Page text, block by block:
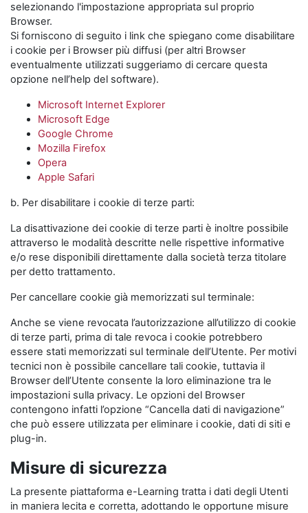
selezionando l'impostazione appropriata sul proprio
Browser.
Si forniscono di seguito i link che spiegano come disabilitare
i cookie per i Browser più diffusi (per altri Browser
eventualmente utilizzati suggeriamo di cercare questa
opzione nell’help del software).
Microsoft Internet Explorer
Microsoft Edge
Google Chrome
Mozilla Firefox
Opera
Apple Safari
b. Per disabilitare i cookie di terze parti:
La disattivazione dei cookie di terze parti è inoltre possibile
attraverso le modalità descritte nelle rispettive informative
e/o rese disponibili direttamente dalla società terza titolare
per detto trattamento.
Per cancellare cookie già memorizzati sul terminale:
Anche se viene revocata l’autorizzazione all’utilizzo di cookie
di terze parti, prima di tale revoca i cookie potrebbero
essere stati memorizzati sul terminale dell’Utente. Per motivi
tecnici non è possibile cancellare tali cookie, tuttavia il
Browser dell’Utente consente la loro eliminazione tra le
impostazioni sulla privacy. Le opzioni del Browser
contengono infatti l’opzione “Cancella dati di navigazione”
che può essere utilizzata per eliminare i cookie, dati di siti e
plug-in.
Misure di sicurezza
La presente piattaforma e-Learning tratta i dati degli Utenti
in maniera lecita e corretta, adottando le opportune misure